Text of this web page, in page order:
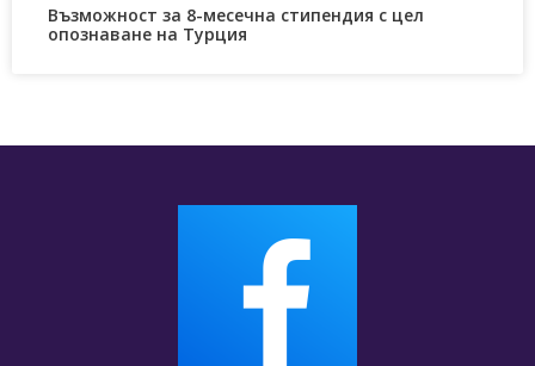
Възможност за 8-месечна стипендия с цел
опознаване на Турция